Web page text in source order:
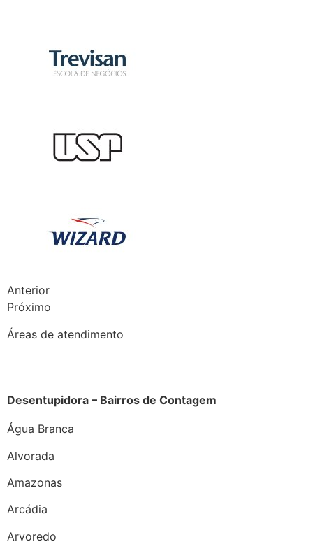
Anterior
Próximo
Áreas de atendimento
Desentupidora – Bairros de Contagem
Água Branca
Alvorada
Amazonas
Arcádia
Arvoredo